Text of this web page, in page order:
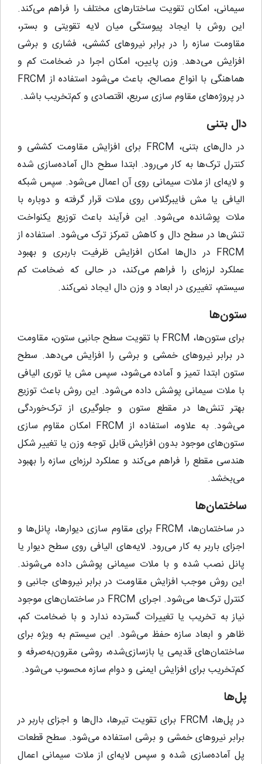
سیمانی، امکان تقویت ساختارهای مختلف را فراهم می‌کند.
این روش با ایجاد پیوستگی میان لایه تقویتی و بستر،
مقاومت سازه را در برابر نیروهای کششی، فشاری و برشی
افزایش می‌دهد. وزن پایین، امکان اجرا در ضخامت کم و
هماهنگی با انواع مصالح، باعث می‌شود استفاده از FRCM
در پروژه‌های مقاوم‌ سازی سریع، اقتصادی و کم‌تخریب باشد.
دال بتنی
در دال‌های بتنی، FRCM برای افزایش مقاومت کششی و
کنترل ترک‌ها به کار می‌رود. ابتدا سطح دال آماده‌سازی شده
و لایه‌ای از ملات سیمانی روی آن اعمال می‌شود. سپس شبکه
الیافی یا مش فایبرگلاس روی ملات قرار گرفته و دوباره با
ملات پوشانده می‌شود. این فرآیند باعث توزیع یکنواخت
تنش‌ها در سطح دال و کاهش تمرکز ترک می‌شود. استفاده از
FRCM در دال‌ها امکان افزایش ظرفیت باربری و بهبود
عملکرد لرزه‌ای را فراهم می‌کند، در حالی که ضخامت کم
سیستم، تغییری در ابعاد و وزن دال ایجاد نمی‌کند.
ستون‌ها
برای ستون‌ها، FRCM با تقویت سطح جانبی ستون، مقاومت
در برابر نیروهای خمشی و برشی را افزایش می‌دهد. سطح
ستون ابتدا تمیز و آماده می‌شود، سپس مش یا توری الیافی
با ملات سیمانی پوشش داده می‌شود. این روش باعث توزیع
بهتر تنش‌ها در مقطع ستون و جلوگیری از ترک‌خوردگی
می‌شود. به علاوه، استفاده از FRCM امکان مقاوم‌ سازی
ستون‌های موجود بدون افزایش قابل توجه وزن یا تغییر شکل
هندسی مقطع را فراهم می‌کند و عملکرد لرزه‌ای سازه را بهبود
می‌بخشد.
ساختمان‌ها
در ساختمان‌ها، FRCM برای مقاوم‌ سازی دیوارها، پانل‌ها و
اجزای باربر به کار می‌رود. لایه‌های الیافی روی سطح دیوار یا
پانل نصب شده و با ملات سیمانی پوشش داده می‌شوند.
این روش موجب افزایش مقاومت در برابر نیروهای جانبی و
کنترل ترک‌ها می‌شود. اجرای FRCM در ساختمان‌های موجود
نیاز به تخریب یا تغییرات گسترده ندارد و با ضخامت کم،
ظاهر و ابعاد سازه حفظ می‌شود. این سیستم به ویژه برای
ساختمان‌های قدیمی یا بازسازی‌شده، روشی مقرون‌به‌صرفه و
کم‌تخریب برای افزایش ایمنی و دوام سازه محسوب می‌شود.
پل‌ها
در پل‌ها، FRCM برای تقویت تیرها، دال‌ها و اجزای باربر در
برابر نیروهای خمشی و برشی استفاده می‌شود. سطح قطعات
پل آماده‌سازی شده و سپس لایه‌ای از ملات سیمانی اعمال